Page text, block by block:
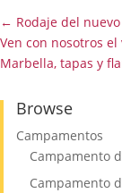
← Rodaje del
Ven con nosotros
Marbella, tapas y
Browse
Campamentos
Campamento
Campamento